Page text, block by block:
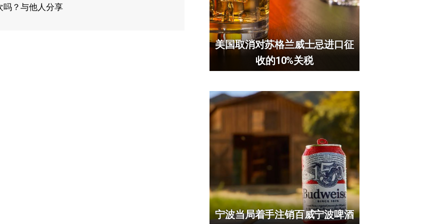
吗？与他人分享
美国取消对苏格兰威士忌进口征
收的10%关税
宁波当局着手注销百威宁波啤酒